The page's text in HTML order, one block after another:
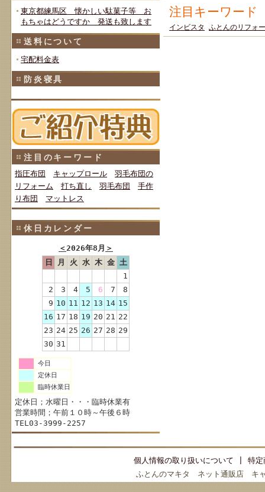
東京都練馬区 懐かしい駄菓子等 お
もちゃはどうですか 発送も致します
送料について
宅配料金表
防炎寝具
注目のキーワード
指圧布団 キャップロール
羽毛布団の
リフォーム
打ち直し 羽毛布団
手作
り布団
マットレス
休日カレンダー
＜2026年8月 ＞
日
月 火 水 木 金 土
1
2
3 4 5 6 7
8
9 10 11 12 13 14 15
16 17 18 19 20 21 22
23 24 25 26 27 28 29
30 31
今日
定休日
臨時休業日
定休日；水曜日・・・臨時休業有
営業時間；午前１０時～午後６時
TEL03-3999-2257
注目キーワード
インビスタ ふとんのリフォ
個人情報の取り扱いについて
特定
ふとんのマキタ ネット通販店 キ